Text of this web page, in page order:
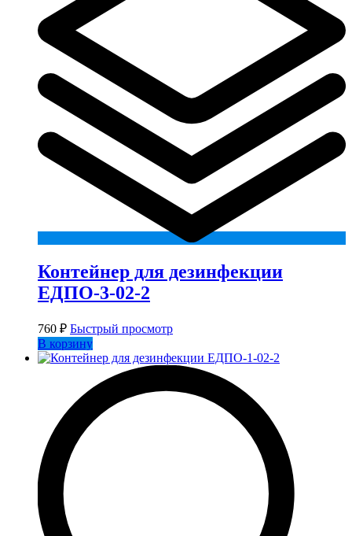
Контейнер для дезинфекции
ЕДПО-3-02-2
760 ₽ Быстрый просмотр
В корзину